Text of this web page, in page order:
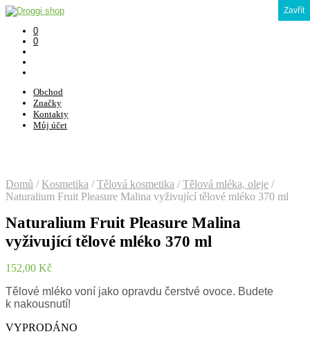
0
0
Obchod
Značky
Kontakty
Můj účet
Domů / Kosmetika / Tělová kosmetika / Tělová mléka, oleje /
Naturalium Fruit Pleasure Malina vyživující tělové mléko 370 ml
Naturalium Fruit Pleasure Malina
vyživující tělové mléko 370 ml
152,00 Kč
Tělové mléko voní jako opravdu čerstvé ovoce. Budete
k nakousnutí!
VYPRODÁNO
Zavřít